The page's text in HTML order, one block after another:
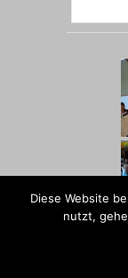
Diese Website
nutzt,